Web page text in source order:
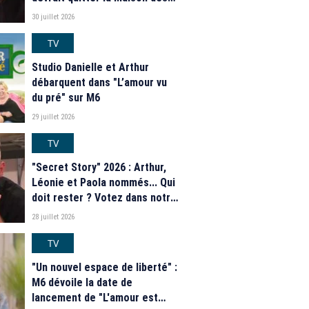
secrets ce soir ? Les
30 juillet 2026
TV
Studio Danielle et Arthur
débarquent dans "L’amour vu
du pré" sur M6
29 juillet 2026
TV
"Secret Story" 2026 : Arthur,
Léonie et Paola nommés... Qui
doit rester ? Votez dans notre
sondage
28 juillet 2026
TV
"Un nouvel espace de liberté" :
M6 dévoile la date de
lancement de "L'amour est